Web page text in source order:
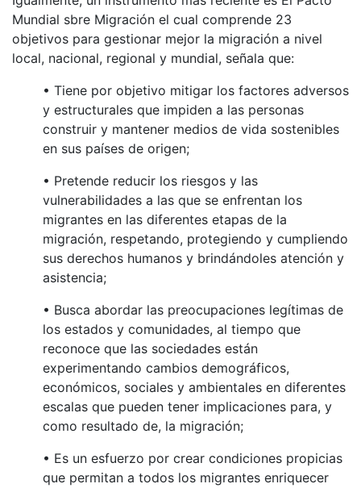
Mundial sbre Migración el cual comprende 23
objetivos para gestionar mejor la migración a nivel
local, nacional, regional y mundial, señala que:
• Tiene por objetivo mitigar los factores adversos
y estructurales que impiden a las personas
construir y mantener medios de vida sostenibles
en sus países de origen;
• Pretende reducir los riesgos y las
vulnerabilidades a las que se enfrentan los
migrantes en las diferentes etapas de la
migración, respetando, protegiendo y cumpliendo
sus derechos humanos y brindándoles atención y
asistencia;
• Busca abordar las preocupaciones legítimas de
los estados y comunidades, al tiempo que
reconoce que las sociedades están
experimentando cambios demográficos,
económicos, sociales y ambientales en diferentes
escalas que pueden tener implicaciones para, y
como resultado de, la migración;
• Es un esfuerzo por crear condiciones propicias
que permitan a todos los migrantes enriquecer